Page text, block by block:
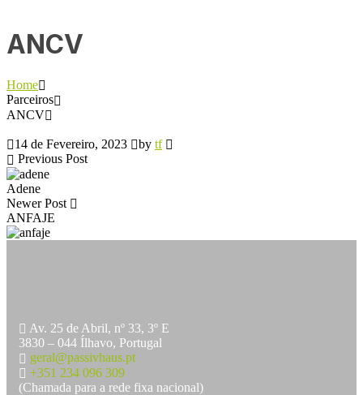
ANCV
Home
Parceiros
ANCV
14 de Fevereiro, 2023 by tf
Previous Post
Adene
Newer Post
ANFAJE
Av. 25 de Abril, nº 33, 3º E
3830 – 044 Ílhavo, Portugal
geral@passivhaus.pt
+351 234 096 309
(Chamada para a rede fixa nacional)